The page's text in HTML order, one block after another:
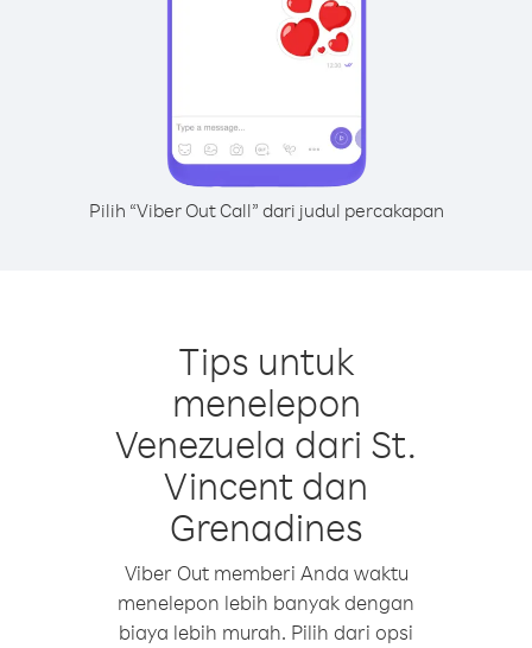
Pilih “Viber Out Call” dari judul percakapan
Tips untuk
menelepon
Venezuela dari St.
Vincent dan
Grenadines
Viber Out memberi Anda waktu
menelepon lebih banyak dengan
biaya lebih murah. Pilih dari opsi